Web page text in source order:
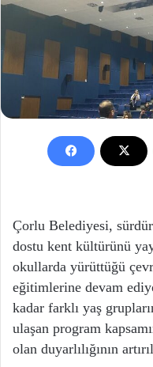
Çorlu Belediyesi,
dostu kent kültürünü
okullarda yürüttüğü
eğitimlerine devam
kadar farklı yaş
ulaşan program
olan duyarlılığının